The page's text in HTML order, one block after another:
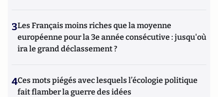
3Les Français moins riches que la moyenne
européenne pour la 3e année consécutive : jusqu'où
ira le grand déclassement ?
4Ces mots piégés avec lesquels l’écologie politique
fait flamber la guerre des idées